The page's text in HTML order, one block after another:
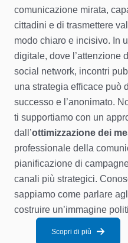
comunicazione mirata,
cittadini e di trasmettere
modo chiaro e incisivo. In
digitale, dove l’attenzione
social network, incontri
una strategia efficace può
successo e l’anonimato.
ti supportiamo con un
dall’ottimizzazione dei
professionale della
pianificazione di
canali più strategici.
sappiamo come parlare
costruire un’immagine
Scopri di più